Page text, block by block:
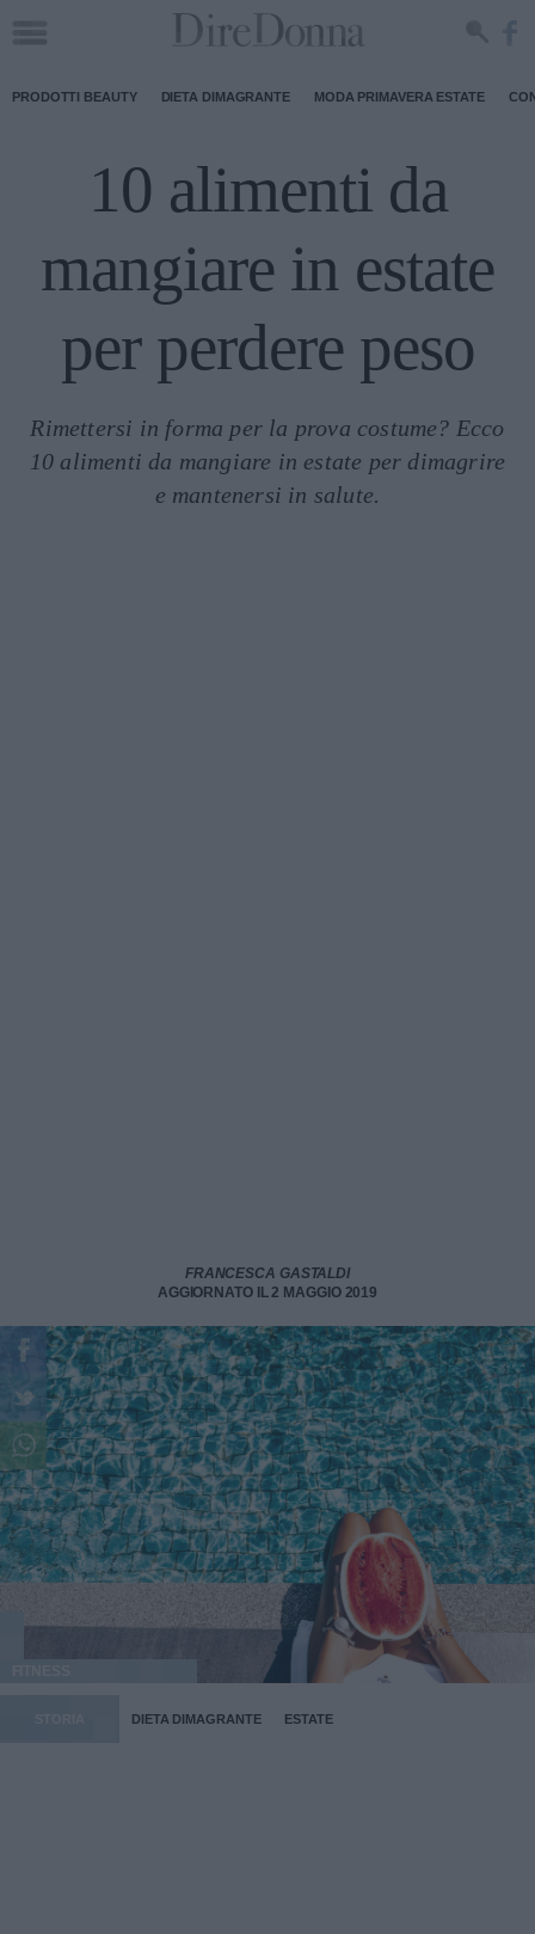
PRODOTTI BEAUTY DIETA DIMAGRANTE MODA PRIMAVERA ESTATE
10 alimenti da
mangiare in estate
per perdere peso
Rimettersi in forma per la prova costume? Ecco
10 alimenti da mangiare in estate per dimagrire
e mantenersi in salute.
FRANCESCA GASTALDI
AGGIORNATO IL 2 MAGGIO 2019
DIETA DIMAGRANTE ESTATE